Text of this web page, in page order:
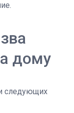
дому
следующих